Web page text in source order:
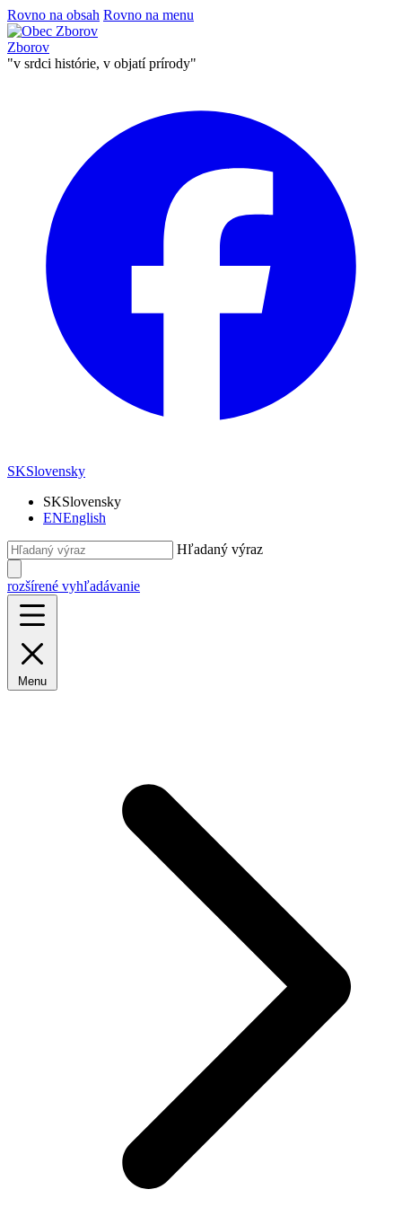
Rovno na obsah Rovno na menu
Zborov
"v srdci histórie, v objatí prírody"
SKSlovensky
SKSlovensky
ENEnglish
Hľadaný výraz
rozšírené vyhľadávanie
Menu